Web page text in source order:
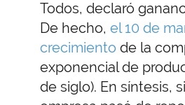
Todos, declaró
De hecho, el 10 de
crecimiento de la
exponencial de
de siglo). En síntesis,